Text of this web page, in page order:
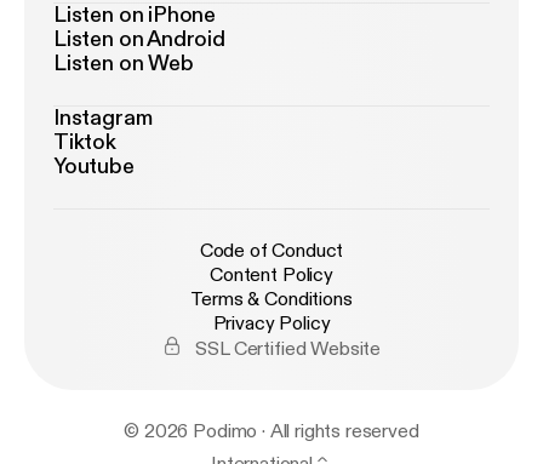
Listen on iPhone
Listen on Android
Listen on Web
Instagram
Tiktok
Youtube
Code of Conduct
Content Policy
Terms & Conditions
Privacy Policy
SSL Certified Website
© 2026 Podimo · All rights reserved